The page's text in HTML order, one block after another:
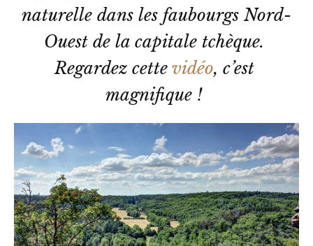
naturelle dans les faubourgs Nord-
Ouest de la capitale tchèque.
Regardez cette vidéo, c’est
magnifique !